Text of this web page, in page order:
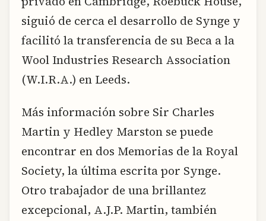
siguió de cerca el desarrollo de Synge y
facilitó la transferencia de su Beca a la
Wool Industries Research Association
(W.I.R.A.) en Leeds.
Más información sobre Sir Charles
Martin y Hedley Marston se puede
encontrar en dos Memorias de la Royal
Society, la última escrita por Synge.
Otro trabajador de una brillantez
excepcional, A.J.P. Martin, también